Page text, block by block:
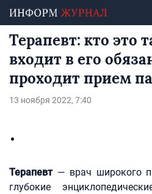
Терапевт: кто это
входит в его
проходит прием
13 ноября 2022, 7:40
Терапевт— врач широкого
глубокие